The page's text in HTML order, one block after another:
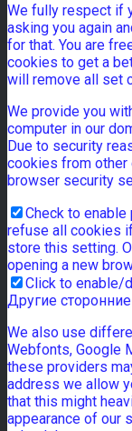
We fully respect if
asking you again
for that. You are
cookies to get a
will remove all set
We provide you
computer in our
Due to security
cookies from other
browser security
Check to
refuse all cookies
store this setting.
opening a new
Click to enable/
Другие
We also use
Webfonts, Google
these providers
address we allow
that this might
appearance of our